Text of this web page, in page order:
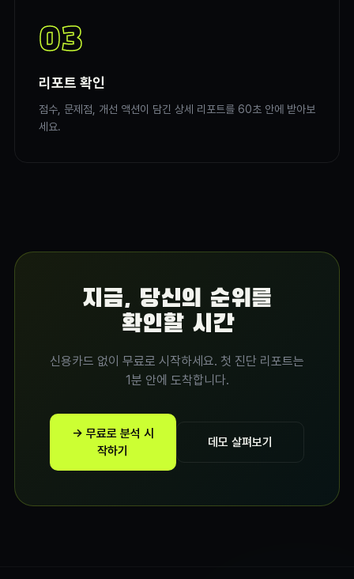
03
리포트 확인
점수, 문제점, 개선 액션이 담긴 상세 리포트를 60초 안에 받아보
세요.
지금, 당신의 순위를
확인할 시간
신용카드 없이 무료로 시작하세요. 첫 진단 리포트는
1분 안에 도착합니다.
→ 무료로 분석 시
작하기
데모 살펴보기